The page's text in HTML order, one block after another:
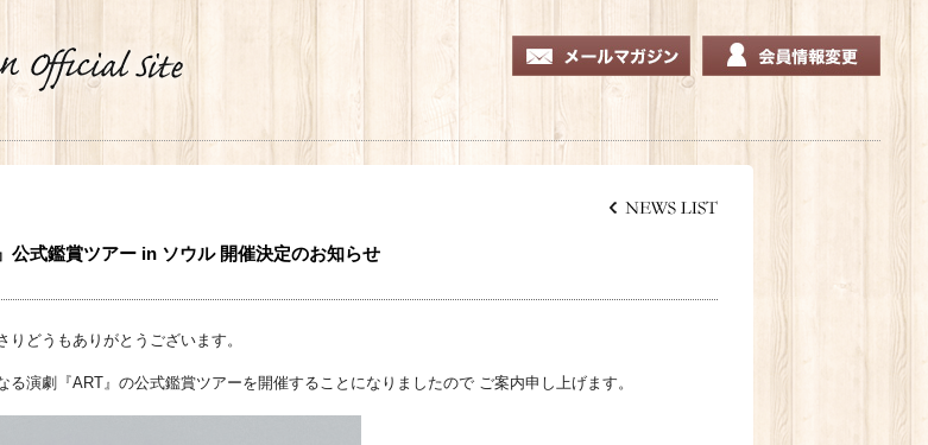
公式鑑賞ツアー in ソウル 開催決定のお知らせ
どうもありがとうございます。
る演劇『ART』の公式鑑賞ツアーを開催することになりましたので ご案内申し上げます。